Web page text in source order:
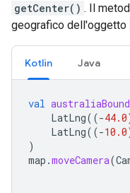
getCenter() . Il
geografico dell'oggetto
Kotlin Java
val
LatLng((-44.0
LatLng((-10.0
)
map .moveCamera(